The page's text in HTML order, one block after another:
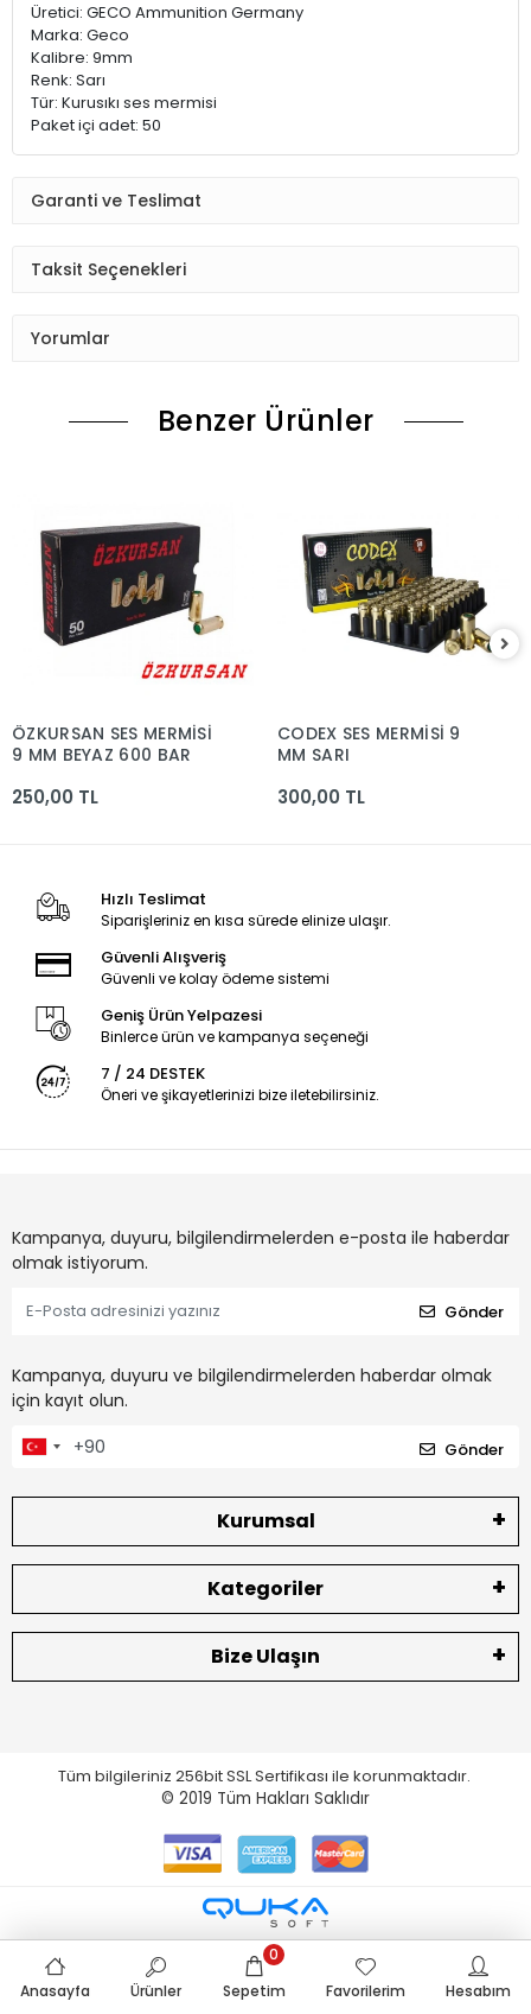
Üretici: GECO Ammunition Germany
Marka: Geco
Kalibre: 9mm
Renk: Sarı
Tür: Kurusıkı ses mermisi
Paket içi adet: 50
Garanti ve Teslimat
Taksit Seçenekleri
Yorumlar
Benzer Ürünler
ÖZKURSAN SES MERMİSİ
9 MM BEYAZ 600 BAR
250,00 TL
CODEX SES MERMİSİ 9
MM SARI
300,00 TL
Hızlı Teslimat
Siparişleriniz en kısa sürede elinize ulaşır.
Güvenli Alışveriş
Güvenli ve kolay ödeme sistemi
Geniş Ürün Yelpazesi
Binlerce ürün ve kampanya seçeneği
7 / 24 DESTEK
Öneri ve şikayetlerinizi bize iletebilirsiniz.
Kampanya, duyuru, bilgilendirmelerden e-posta ile haberdar
olmak istiyorum.
Gönder
Kampanya, duyuru ve bilgilendirmelerden haberdar olmak
için kayıt olun.
Gönder
Kurumsal
Kategoriler
Bize Ulaşın
Tüm bilgileriniz 256bit SSL Sertifikası ile korunmaktadır.
© 2019 Tüm Hakları Saklıdır
Anasayfa Ürünler Sepetim
0
Favorilerim
Hesabım